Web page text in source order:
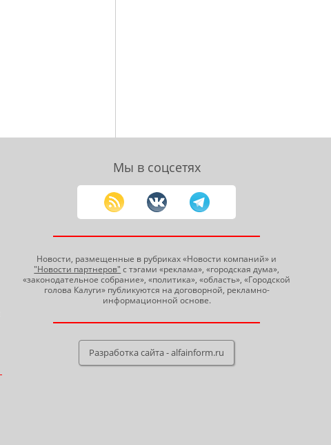
Мы в соцсетях
Новости, размещенные в рубриках «Новости компаний» и
"Новости партнеров" с тэгами «реклама», «городская дума»,
«законодательное собрание», «политика», «область», «Городской
голова Калуги» публикуются на договорной, рекламно-
информационной основе.
Разработка сайта - alfainform.ru